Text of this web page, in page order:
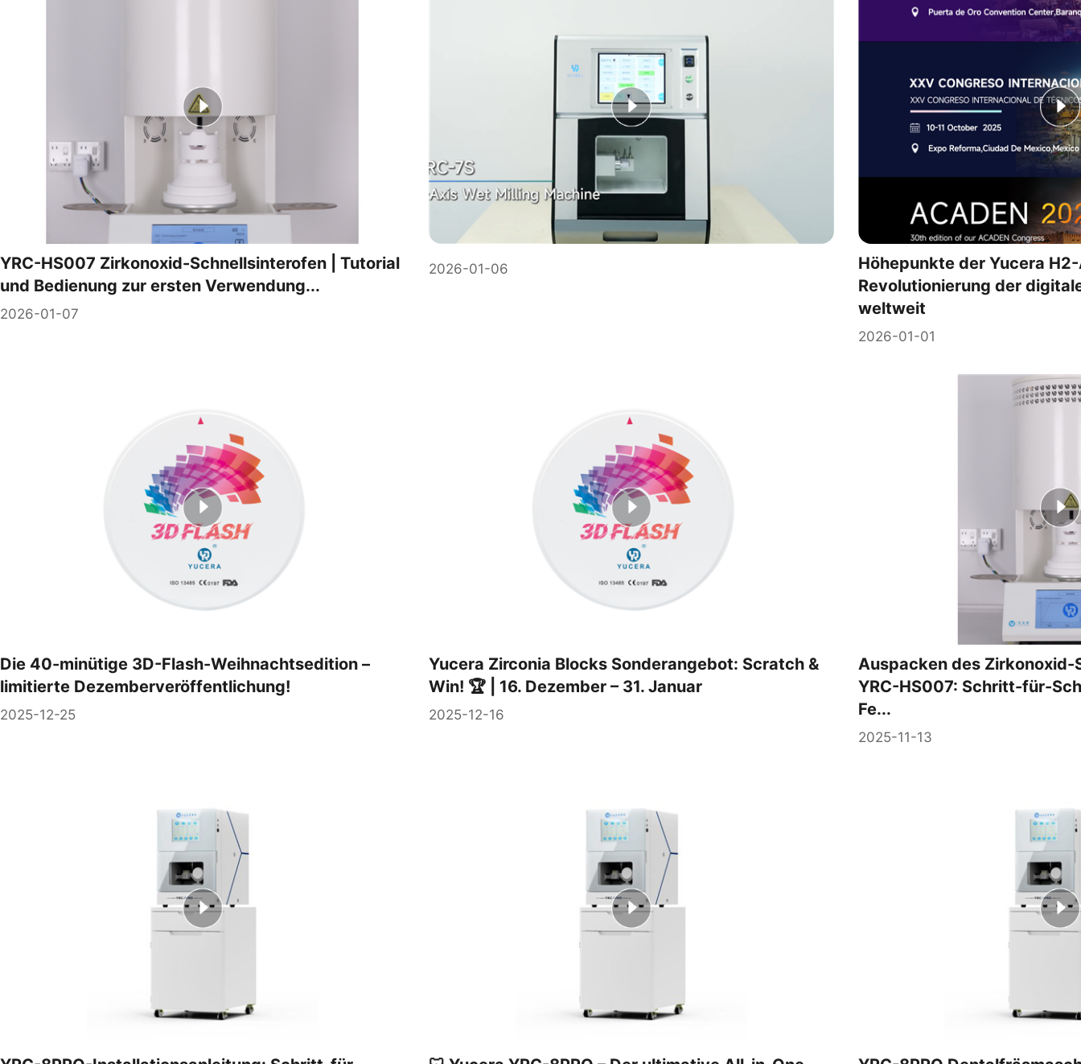
YRC-HS007 Zirkonoxid-Schnellsinterofen | Tutorial
und Bedienung zur ersten Verwendung...
2026-01-07
2026-01-06
Höhepunkte der Yucera
Revolutionierung der
weltweit
2026-01-01
Die 40-minütige 3D-Flash-Weihnachtsedition –
limitierte Dezemberveröffentlichung!
2025-12-25
Yucera Zirconia Blocks Sonderangebot: Scratch &
Win! 🏆 | 16. Dezember – 31. Januar
2025-12-16
Auspacken des Zirkonoxid-
YRC-HS007: Schritt-für-
Fe...
2025-11-13